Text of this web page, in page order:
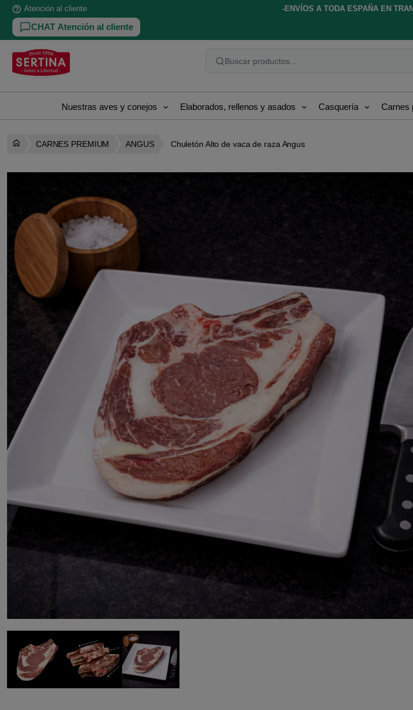
help_outline Atención al cliente
CHAT Atención al cliente
-ENVÍOS A TODA ESPAÑA EN
Buscar productos...
Nuestras aves y conejos Elaborados, rellenos y asados Casquería Carnes
CARNES PREMIUM ANGUS Chuletón Alto de vaca de raza Angus